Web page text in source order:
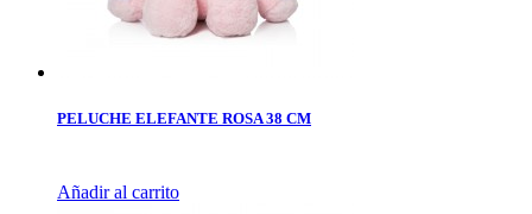
PELUCHE ELEFANTE ROSA 38 CM
Añadir al carrito